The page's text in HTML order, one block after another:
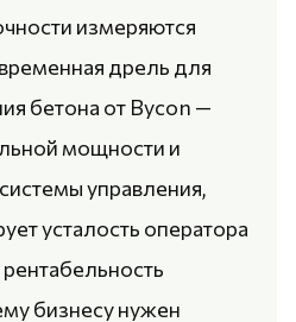
измеряются
дрель для
бетона от Bycon —
мощности и
управления,
усталость оператора
бизнесу нужен